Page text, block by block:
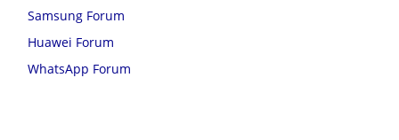
Samsung Forum
Huawei Forum
WhatsApp Forum